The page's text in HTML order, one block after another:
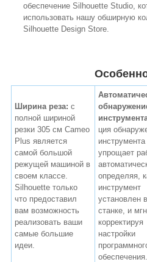
обеспечение Silhouette Studio,
использовать нашу обширную
Silhouette Design Store.
Ширина реза: с
полной шириной
резки 305 см Cameo
Plus является
самой большой
режущей машиной в
своем классе.
Silhouette только
что предоставил
вам возможность
реализовать ваши
самые большие
идеи.
ция
инструмента
упрощает
определяя,
инструмент
установлен в
станке, и
корректируя
настройки
обеспечения.